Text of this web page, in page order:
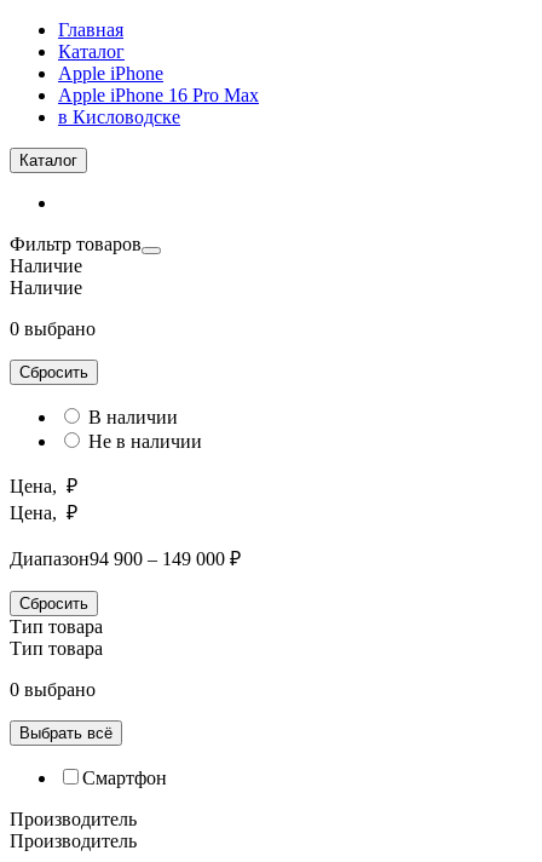
Главная
Каталог
Apple iPhone
Apple iPhone 16 Pro Max
в Кисловодске
Каталог
Фильтр товаров
Наличие
Наличие
0 выбрано
Сбросить
В наличии
Не в наличии
Цена, ₽
Цена, ₽
Диапазон94 900 – 149 000 ₽
Сбросить
Тип товара
Тип товара
0 выбрано
Выбрать всё
Смартфон
Производитель
Производитель